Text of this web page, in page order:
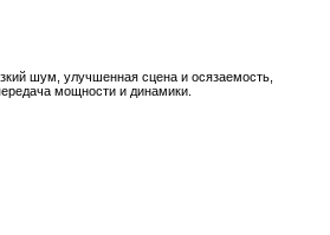
шум, улучшенная сцена и осязаемость,
мощности и динамики.